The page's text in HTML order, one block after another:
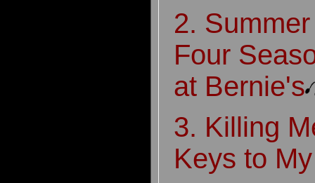
2.
Four
at Bernie's
3. Killing
Keys to